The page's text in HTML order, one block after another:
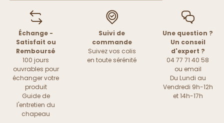
Échange -
Satisfait ou
Remboursé
100 jours
ouvrables pour
échanger votre
produit
Guide de
l'entretien du
chapeau
Suivi de
commande
Suivez vos colis
en toute sérénité
Une question ?
Un conseil
d'expert ?
04 77 71 40 58
ou email
Du Lundi au
Vendredi 9h-12h
et 14h-17h